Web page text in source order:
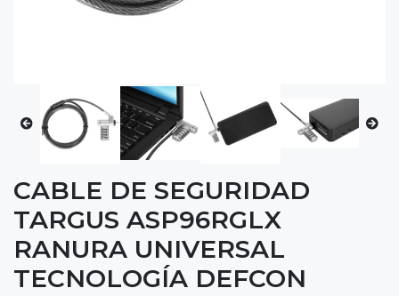
CABLE DE SEGURIDAD
TARGUS ASP96RGLX
RANURA UNIVERSAL
TECNOLOGÍA DEFCON